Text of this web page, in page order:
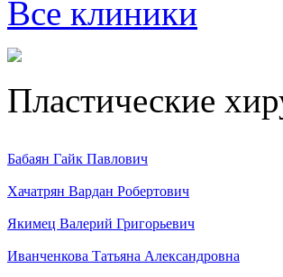
Все клиники
Пластические
Бабаян Гайк Павлович
Хачатрян Вардан Робертович
Якимец Валерий Григорьевич
Иванченкова Татьяна Александровна